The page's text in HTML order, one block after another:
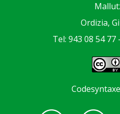
Ordizia,
Tel: 943 08 54 77 -